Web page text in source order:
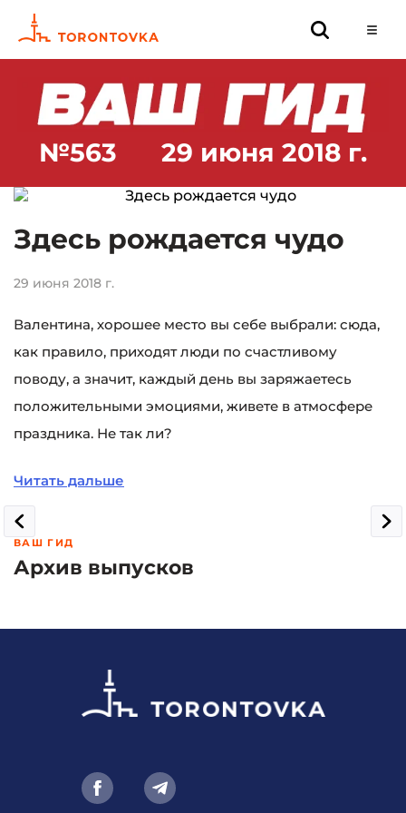
№563 29 июня 2018 г.
Здесь рождается чудо
29 июня 2018 г.
Валентина, хорошее место вы себе выбрали: сюда,
как правило, приходят люди по счастливому
поводу, а значит, каждый день вы заряжаетесь
положительными эмоциями, живете в атмосфере
праздника. Не так ли?
Читать дальше
ВАШ ГИД
Архив выпусков